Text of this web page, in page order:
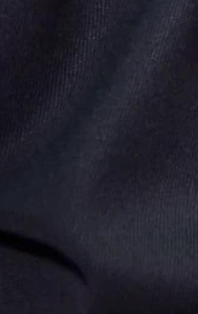
старые и